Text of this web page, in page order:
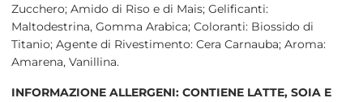
Zucchero; Amido di Riso e di Mais; Gelificanti:
Maltodestrina, Gomma Arabica; Coloranti: Biossido di
Titanio; Agente di Rivestimento: Cera Carnauba; Aroma:
Amarena, Vanillina.
INFORMAZIONE ALLERGENI: CONTIENE LATTE, SOIA E